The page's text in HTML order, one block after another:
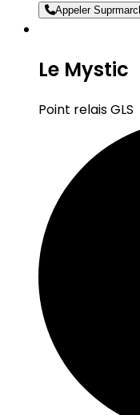
Appeler
Le Mystic
Point relais GLS